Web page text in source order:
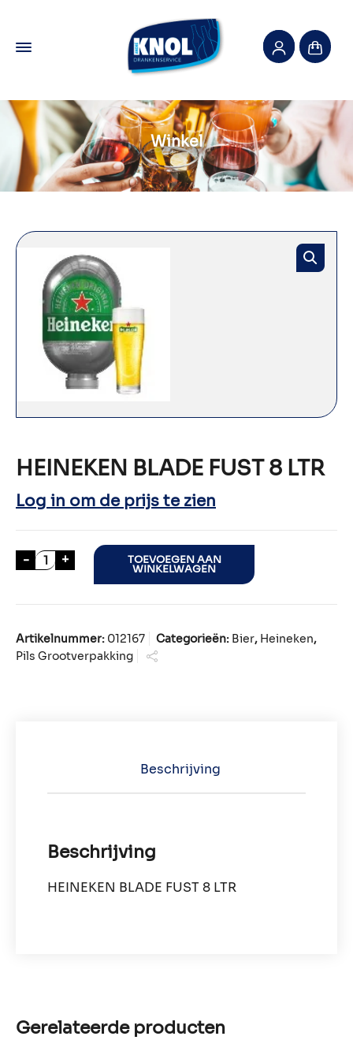
Winkel
HEINEKEN BLADE FUST 8 LTR
Log in om de prijs te zien
- HEINEKEN BLADE FUST 8 LTR aantal
+ TOEVOEGEN AAN
WINKELWAGEN
Artikelnummer: 012167 Categorieën: Bier, Heineken,
Pils Grootverpakking
Beschrijving
Beschrijving
HEINEKEN BLADE FUST 8 LTR
Gerelateerde producten